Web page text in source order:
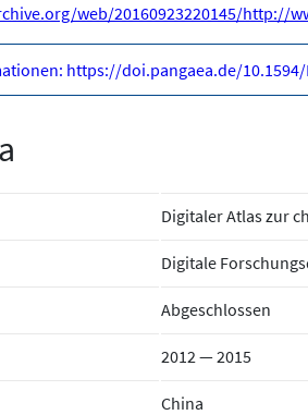
web/20160923220145/http://
https://doi.pangaea.de/10.1594/
Digitaler Atlas zur
Digitale
Abgeschlossen
2012 — 2015
China